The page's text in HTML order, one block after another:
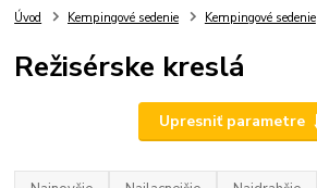
Úvod Kempingové sedenie Kempingové sedenie
Režisérske kreslá
Upresniť parametre